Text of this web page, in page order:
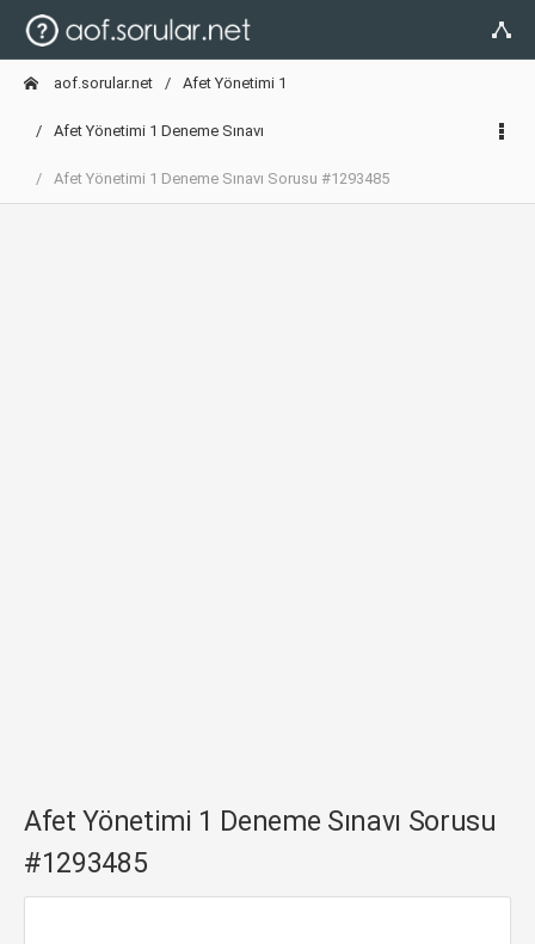
aof.sorular.net Afet Yönetimi 1
Afet Yönetimi 1 Deneme Sınavı
Afet Yönetimi 1 Deneme Sınavı Sorusu #1293485
Afet Yönetimi 1 Deneme Sınavı Sorusu
#1293485